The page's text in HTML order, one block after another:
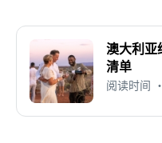
澳大利亚
清单
阅读时间